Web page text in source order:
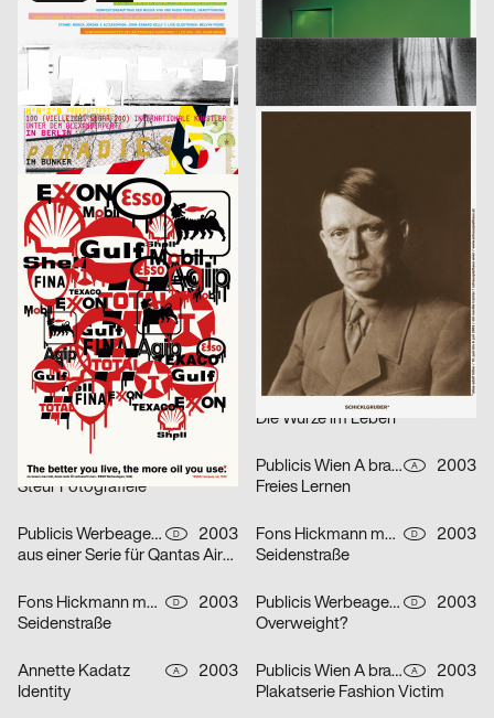
Musica Viva Konzert 26.02.2003
Marion Blomeyer
2003
Gedächtnisbilder
Fons Hickmann m23 D
2003
Die Toten
HardCase Design D
2003
Paradies No. 5
Franz Scholz D
2003
je besser man lebt…
11 Designer für Deutschland
Fons Hickmann m23 D
2003
Should i stay or should i go
Fons Hickmann m23
2003
Kleidersammlung
Publicis Wien A brand of Publicis Group Austria A
2003
Leistungsgruppe Sport
Publicis Werbeagentur GmbH
2003
U-Boot
Fons Hickmann m23 D
2003
Young and Social
Publicis Werbeagentur GmbH D
2003
Die Würze im Leben
Fons Hickmann m23 D
2003
Steur Fotografieie
Publicis Wien A brand of Publicis Group Austria A
2003
Freies Lernen
Publicis Werbeagentur GmbH D
2003
aus einer Serie für Qantas Airways Limited: one-way
Fons Hickmann m23 D
2003
Seidenstraße
Fons Hickmann m23 D
2003
Seidenstraße
Publicis Werbeagentur GmbH D
2003
Overweight?
Annette Kadatz A
2003
Identity
Publicis Wien A brand of Publicis Group Austria A
2003
Plakatserie Fashion Victim